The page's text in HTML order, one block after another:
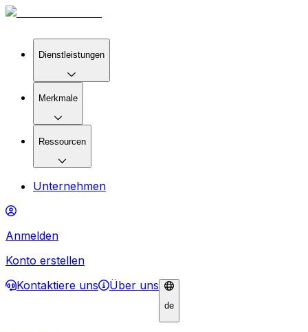
Dienstleistungen
Merkmale
Ressourcen
Unternehmen
Anmelden
Konto erstellen
Kontaktiere uns
Über uns
de